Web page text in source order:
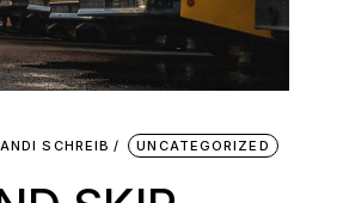
ANDI SCHREIB UNCATEGORIZED